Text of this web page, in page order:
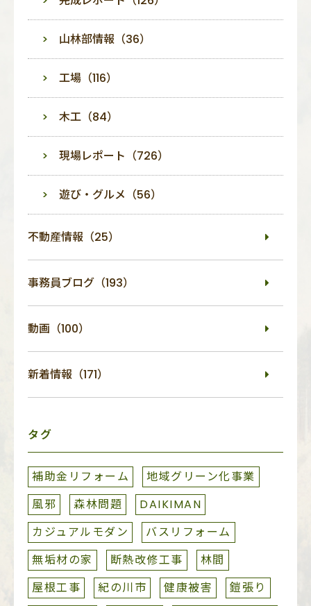
山林部情報（36）
工場（116）
木工（84）
現場レポート（726）
遊び・グルメ（56）
不動産情報（25）
事務員ブログ（193）
動画（100）
新着情報（171）
タグ
補助金リフォーム
地域グリーン化事業
風邪
森林問題
DAIKIMAN
カジュアルモダン
バスリフォーム
無垢材の家
断熱改修工事
林間
屋根工事
紀の川市 健康被害
鎧張り